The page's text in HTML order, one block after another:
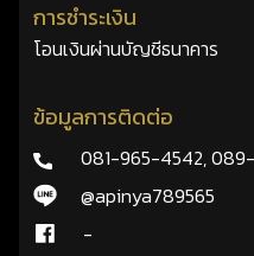
การชำระเงิน
โอนเงินผ่านบัญชีธนาคาร
ข้อมูลการติดต่อ
081-965-4542,
@apinya789565
-